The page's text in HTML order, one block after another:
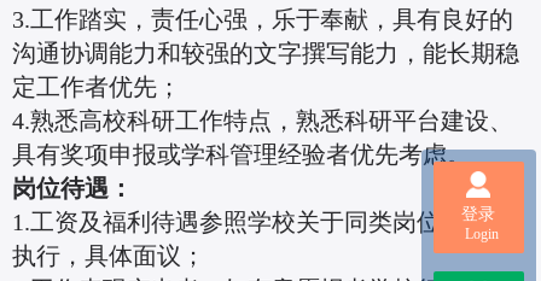
3.工作踏实，责任心强，乐于奉献，具有良好的
沟通协调能力和较强的文字撰写能力，能长期稳
定工作者优先；
4.熟悉高校科研工作特点，熟悉科研平台建设、
具有奖项申报或学科管理经验者优先考虑。
岗位待遇：
1.工资及福利待遇参照学校关于同类岗位的标准
执行，具体面议；
登录
Login